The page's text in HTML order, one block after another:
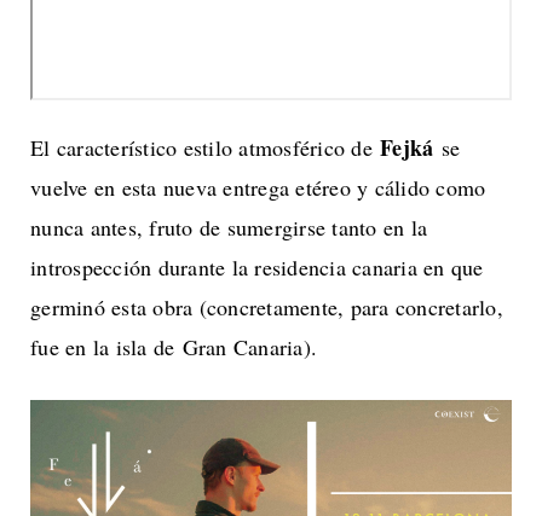
El característico estilo atmosférico de Fejká se
vuelve en esta nueva entrega etéreo y cálido como
nunca antes, fruto de sumergirse tanto en la
introspección durante la residencia canaria en que
germinó esta obra (concretamente, para concretarlo,
fue en la isla de Gran Canaria).